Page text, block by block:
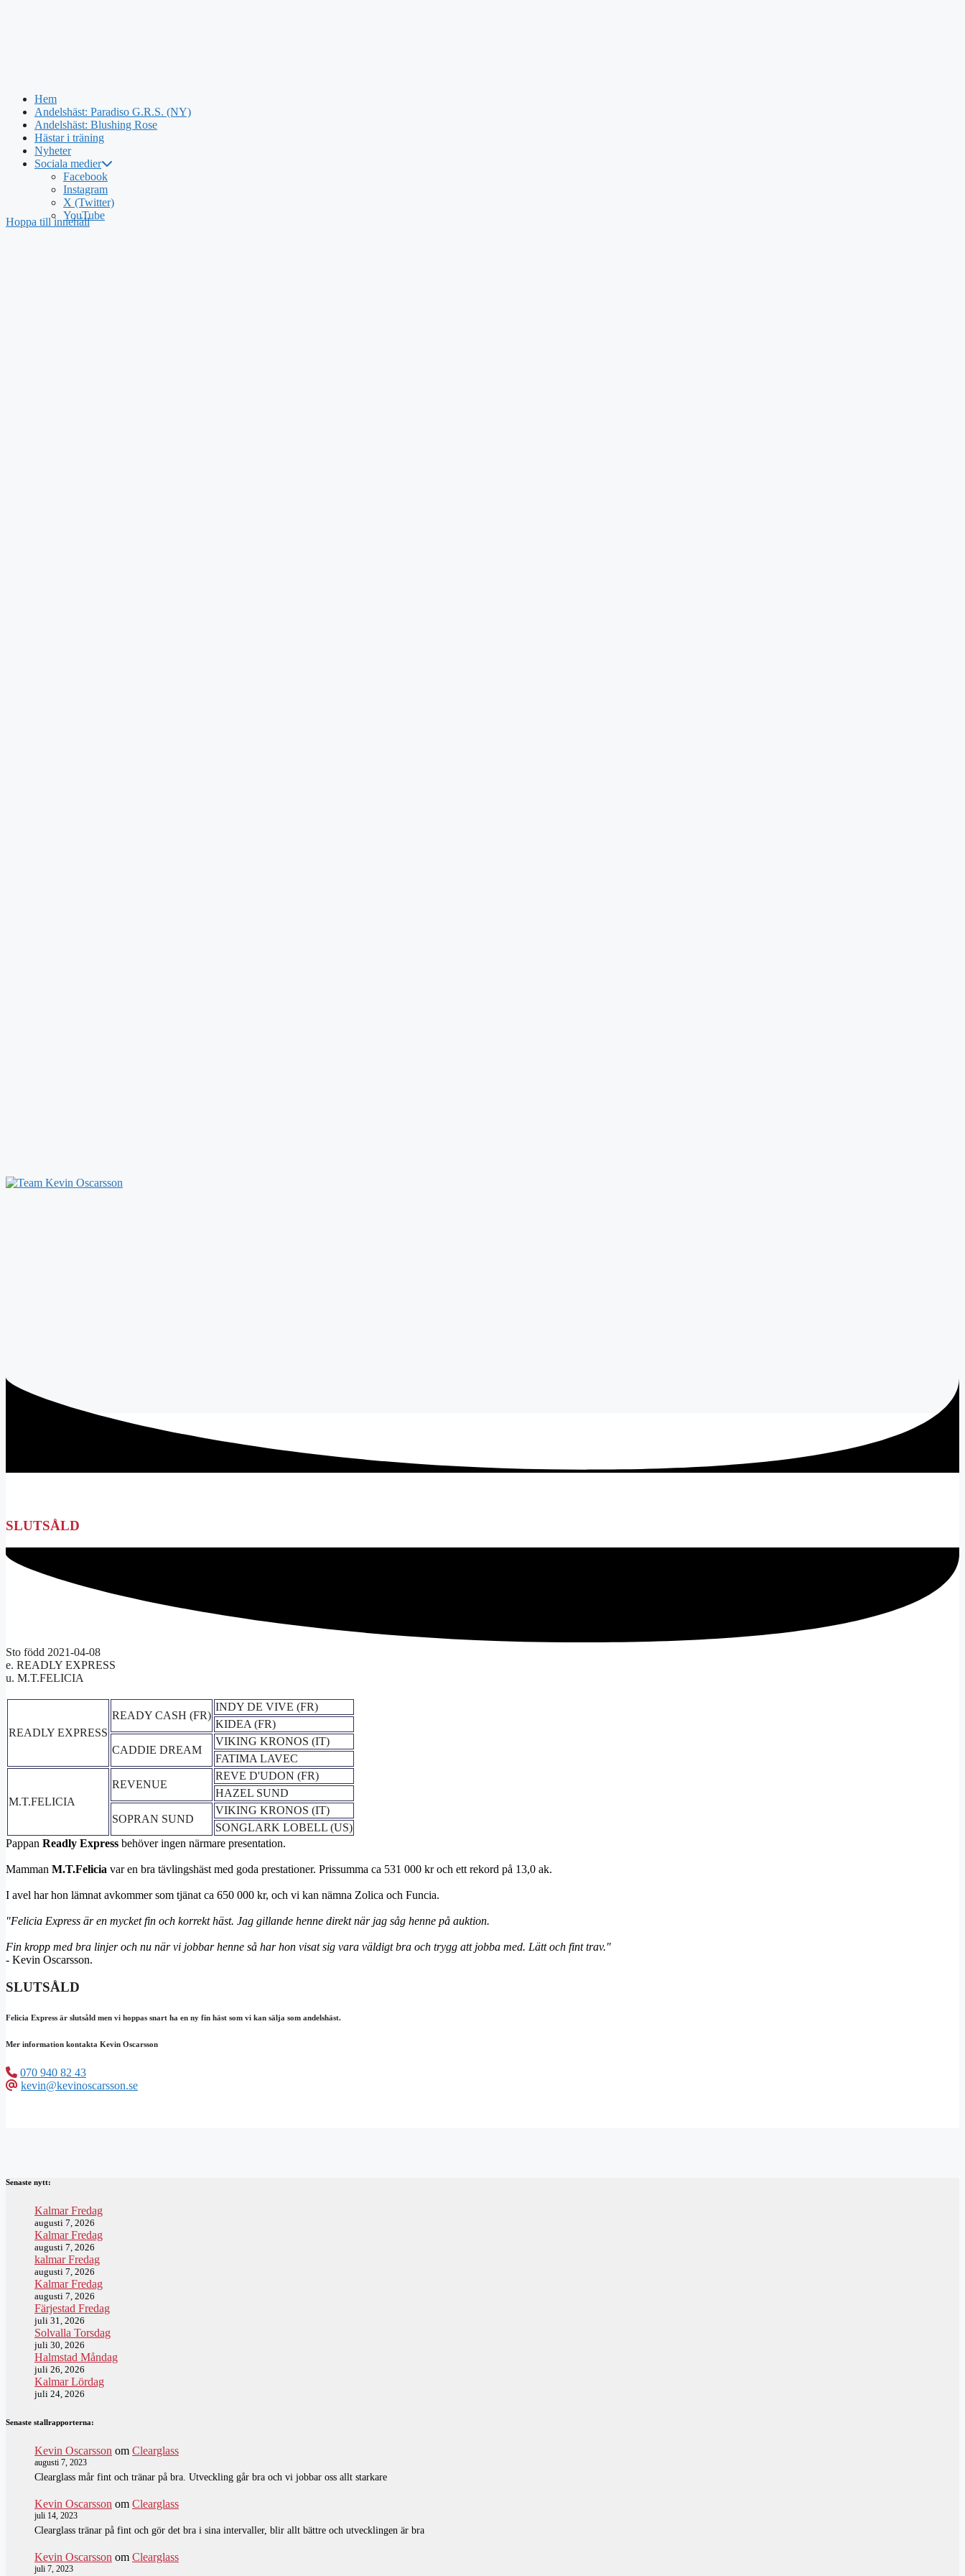
Hoppa till innehåll
Hem
Andelshäst: Paradiso G.R.S. (NY)
Andelshäst: Blushing Rose
Hästar i träning
Nyheter
Sociala medier
Facebook
Instagram
X (Twitter)
YouTube
SLUTSÅLD
Sto född 2021-04-08
e. READLY EXPRESS
u. M.T.FELICIA
READLY EXPRESS
READY CASH (FR)
INDY DE VIVE (FR)
KIDEA (FR)
CADDIE DREAM
VIKING KRONOS (IT)
FATIMA LAVEC
M.T.FELICIA
REVENUE
REVE D'UDON (FR)
HAZEL SUND
SOPRAN SUND
VIKING KRONOS (IT)
SONGLARK LOBELL (US)
Pappan Readly Express behöver ingen närmare presentation.
Mamman M.T.Felicia var en bra tävlingshäst med goda prestationer. Prissumma ca 531 000 kr och ett rekord på 13,0 ak.
I avel har hon lämnat avkommer som tjänat ca 650 000 kr, och vi kan nämna Zolica och Funcia.
"Felicia Express är en mycket fin och korrekt häst. Jag gillande henne direkt när jag såg henne på auktion.
Fin kropp med bra linjer och nu när vi jobbar henne så har hon visat sig vara väldigt bra och trygg att jobba med. Lätt och fint trav."
- Kevin Oscarsson.
SLUTSÅLD
Felicia Express är slutsåld men vi hoppas snart ha en ny fin häst som vi kan sälja som andelshäst.
Mer information kontakta Kevin Oscarsson
070 940 82 43
kevin@kevinoscarsson.se
Senaste nytt:
Kalmar Fredag
augusti 7, 2026
Kalmar Fredag
augusti 7, 2026
kalmar Fredag
augusti 7, 2026
Kalmar Fredag
augusti 7, 2026
Färjestad Fredag
juli 31, 2026
Solvalla Torsdag
juli 30, 2026
Halmstad Måndag
juli 26, 2026
Kalmar Lördag
juli 24, 2026
Senaste stallrapporterna:
Kevin Oscarsson om Clearglass
augusti 7, 2023
Clearglass mår fint och tränar på bra. Utveckling går bra och vi jobbar oss allt starkare
Kevin Oscarsson om Clearglass
juli 14, 2023
Clearglass tränar på fint och gör det bra i sina intervaller, blir allt bättre och utvecklingen är bra
Kevin Oscarsson om Clearglass
juli 7, 2023